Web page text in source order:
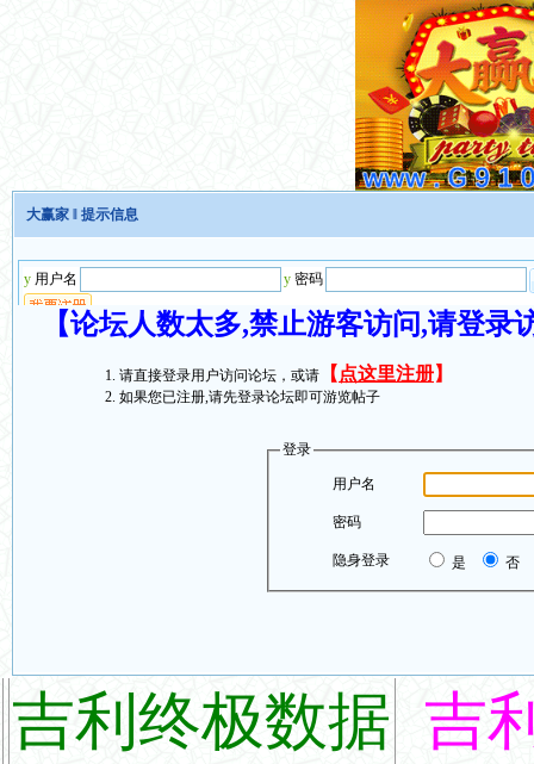
大赢家 ‖ 提示信息
【论坛人数太多,禁止游客访问,请登
请直接登录用户访问论坛，或请 【 点这里注册】
如果您已注册,请先登录论坛即可游览帖子
登录
用户名
密码
隐身登录 是 否
吉利终极数据 吉